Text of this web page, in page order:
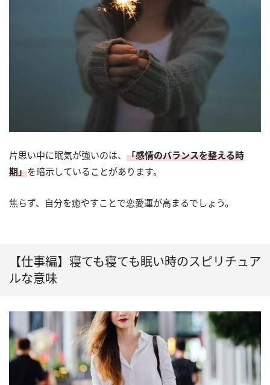
片思い中に眠気が強いのは、 「感情のバランスを整える時
期」を暗示していることがあります。
焦らず、自分を癒やすことで恋愛運が高まるでしょう。
【仕事編】寝ても寝ても眠い時のスピリチュア
ルな意味